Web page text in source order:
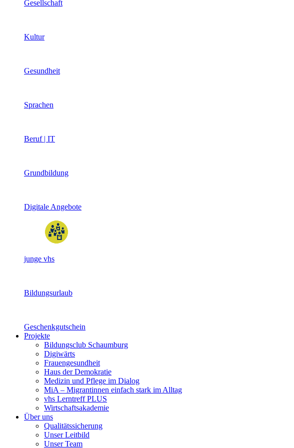
Gesellschaft
Kultur
Gesundheit
Sprachen
Beruf | IT
Grundbildung
Digitale Angebote
junge vhs
Bildungsurlaub
Geschenkgutschein
Projekte
Bildungsclub Schaumburg
Digiwärts
Frauengesundheit
Haus der Demokratie
Medizin und Pflege im Dialog
MiA – Migrantinnen einfach stark im Alltag
vhs Lerntreff PLUS
Wirtschaftsakademie
Über uns
Qualitätssicherung
Unser Leitbild
Unser Team